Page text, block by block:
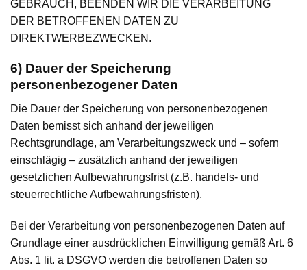
GEBRAUCH, BEENDEN WIR DIE VERARBEITUNG
DER BETROFFENEN DATEN ZU
DIREKTWERBEZWECKEN.
6) Dauer der Speicherung
personenbezogener Daten
Die Dauer der Speicherung von personenbezogenen
Daten bemisst sich anhand der jeweiligen
Rechtsgrundlage, am Verarbeitungszweck und – sofern
einschlägig – zusätzlich anhand der jeweiligen
gesetzlichen Aufbewahrungsfrist (z.B. handels- und
steuerrechtliche Aufbewahrungsfristen).
Bei der Verarbeitung von personenbezogenen Daten auf
Grundlage einer ausdrücklichen Einwilligung gemäß Art. 6
Abs. 1 lit. a DSGVO werden die betroffenen Daten so